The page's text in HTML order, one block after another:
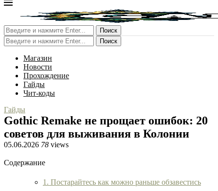
Поиск
Поиск
Магазин
Новости
Прохождение
Гайды
Чит-коды
Гайды
Gothic Remake не прощает ошибок: 20
советов для выживания в Колонии
05.06.2026 78 views
Содержание
1. Постарайтесь как можно раньше обзавестись